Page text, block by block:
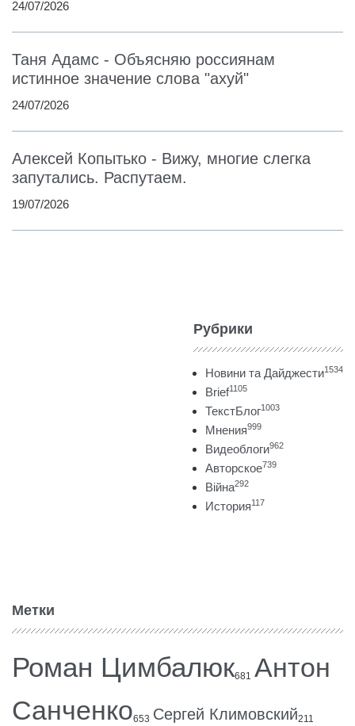
24/07/2026
Таня Адамс - Объясняю россиянам
истинное значение слова "ахуй"
24/07/2026
Алексей Копытько - Вижу, многие слегка
запутались. Распутаем.
19/07/2026
Рубрики
Новини та Дайджести1534
Brief1105
ТекстБлог1003
Мнения999
Видеоблоги962
Авторское739
Війна292
История117
Метки
Роман Цимбалюк681 Антон
Санченко653 Сергей Климовский211